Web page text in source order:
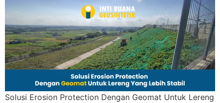
Solusi Erosion Protection Dengan Geomat Untuk Lereng